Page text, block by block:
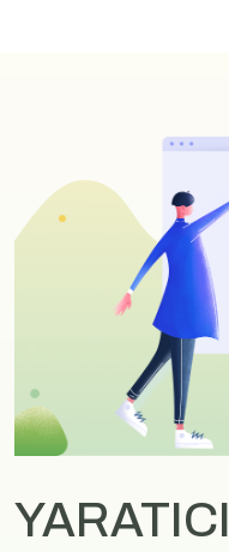
YARATICI